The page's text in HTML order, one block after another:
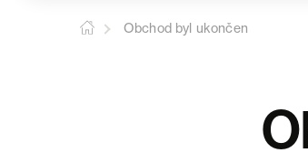
Obchod byl ukončen